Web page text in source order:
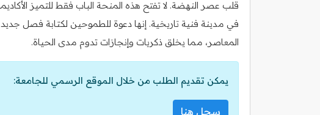
قلب عصر النهضة. لا تفتح هذه المنحة الباب فقط للتميز
في مدينة فنية تاريخية. إنها دعوة للطموحين لكتابة فصل جديد
المعاصر، مما يخلق ذكريات وإنجازات تدوم مدى الحياة.
يمكن تقديم الطلب من خلال الموقع الرسمي للجامعة:
سجل هنا